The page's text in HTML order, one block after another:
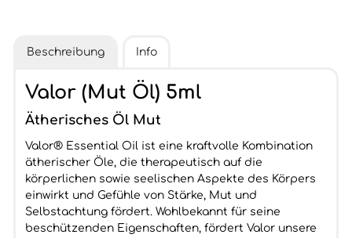
Beschreibung Info
Valor (Mut Öl) 5ml
Ätherisches Öl Mut
Valor® Essential Oil ist eine kraftvolle Kombination
ätherischer Öle, die therapeutisch auf die
körperlichen sowie seelischen Aspekte des Körpers
einwirkt und Gefühle von Stärke, Mut und
Selbstachtung fördert. Wohlbekannt für seine
beschützenden Eigenschaften, fördert Valor unsere